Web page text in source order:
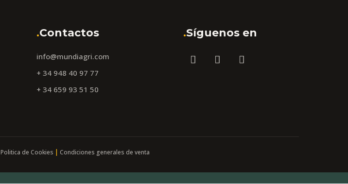
.Contactos
info@mundiagri.com
+ 34 948 40 97 77
+ 34 659 93 51 50
.Síguenos en
Politica de Cookies Condiciones generales de venta